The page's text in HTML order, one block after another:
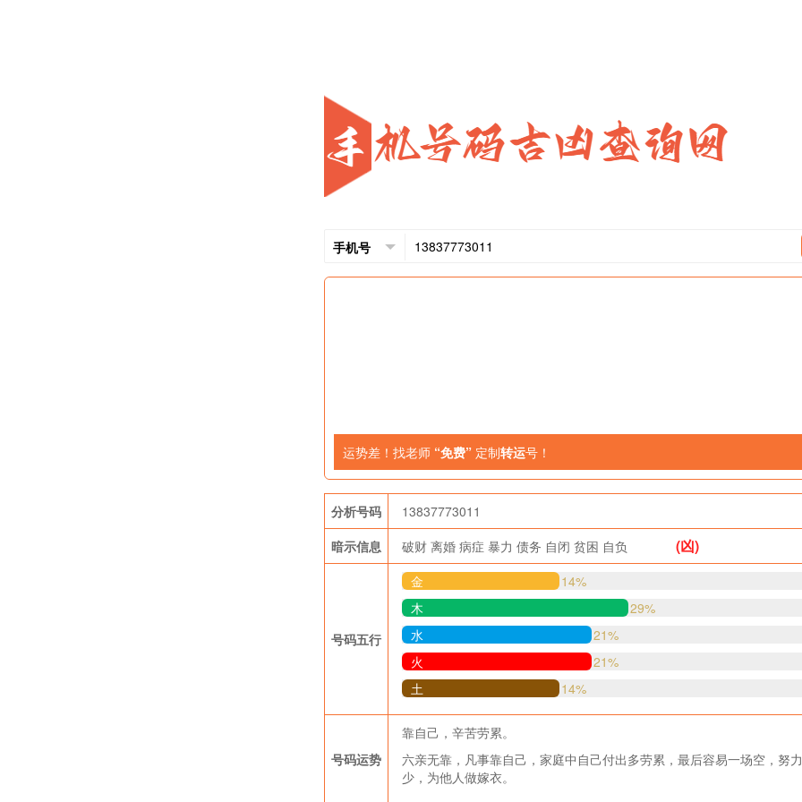
运势差！找老师 “免费” 定制转运号！
分析号码
13837773011
暗示信息
破财 离婚 病症 暴力 债务 自闭 贫困 自负 (凶)
号码五行
金
14%
木
29%
水
21%
火
21%
土
14%
号码运势
靠自己，辛苦劳累。
六亲无靠，凡事靠自己，家庭中自己付出多劳累，最后容易一场空，努
少，为他人做嫁衣。